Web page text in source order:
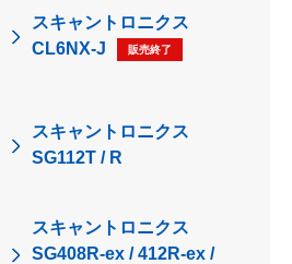
スキャントロニクス
CL6NX-J
販売終了
スキャントロニクス
SG112T / R
スキャントロニクス
SG408R-ex / 412R-ex /